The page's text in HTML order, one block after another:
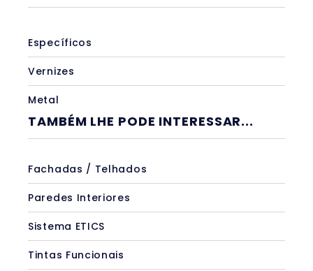
Específicos
Vernizes
Metal
TAMBÉM LHE PODE INTERESSAR...
Fachadas / Telhados
Paredes Interiores
Sistema ETICS
Tintas Funcionais